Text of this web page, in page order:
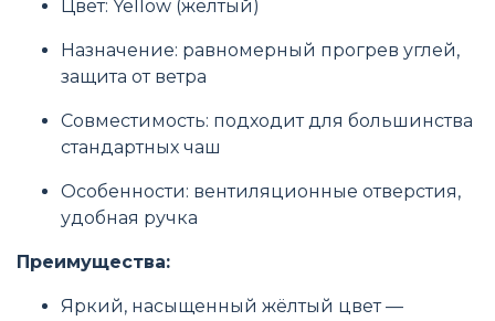
Цвет: Yellow (жёлтый)
Назначение: равномерный прогрев углей,
защита от ветра
Совместимость: подходит для большинства
стандартных чаш
Особенности: вентиляционные отверстия,
удобная ручка
Преимущества:
Яркий, насыщенный жёлтый цвет —